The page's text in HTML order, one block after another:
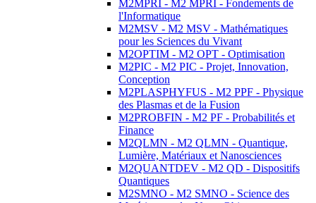
M2MPRI - M2 MPRI - Fondements de
l'Informatique
M2MSV - M2 MSV - Mathématiques
pour les Sciences du Vivant
M2OPTIM - M2 OPT - Optimisation
M2PIC - M2 PIC - Projet, Innovation,
Conception
M2PLASPHYFUS - M2 PPF - Physique
des Plasmas et de la Fusion
M2PROBFIN - M2 PF - Probabilités et
Finance
M2QLMN - M2 QLMN - Quantique,
Lumière, Matériaux et Nanosciences
M2QUANTDEV - M2 QD - Dispositifs
Quantiques
M2SMNO - M2 SMNO - Science des